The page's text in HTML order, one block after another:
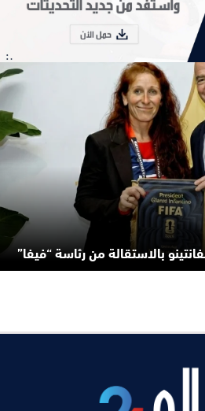
بالاستقالة من رئاسة “فيفا”